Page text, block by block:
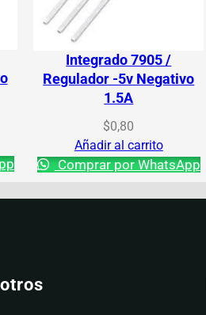
Integrado 7905 /
Regulador -5v Negativo
1.5A
$0,80
Añadir al carrito
Comprar por WhatsApp